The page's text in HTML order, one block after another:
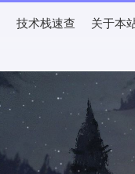
技术栈速查 关于本